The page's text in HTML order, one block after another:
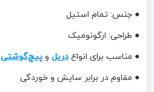
● جنس: تمام استیل
● طراحی: ارگونومیک
● مناسب برای انواع دریل و پیچ‌گوشتی
● مقاوم در برابر سایش و خوردگی